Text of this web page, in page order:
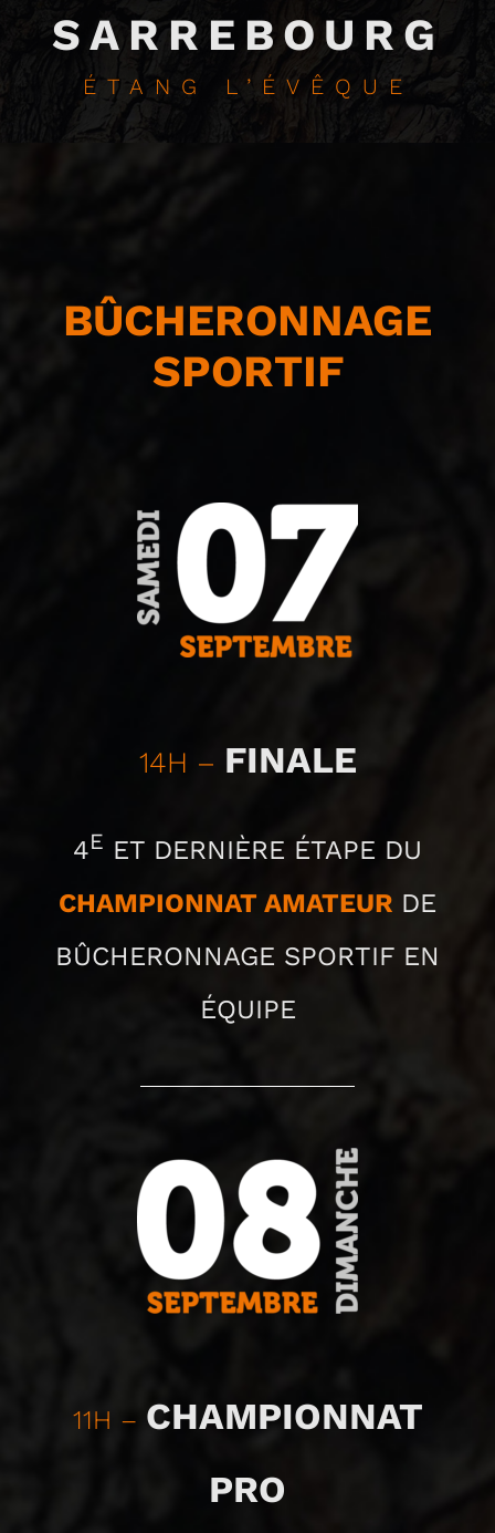
SARREBOURG
ÉTANG L’ÉVÊQUE
BÛCHERONNAGE
SPORTIF
14H – FINALE
4E ET DERNIÈRE ÉTAPE DU
CHAMPIONNAT AMATEUR DE
BÛCHERONNAGE SPORTIF EN
ÉQUIPE
11H – CHAMPIONNAT
PRO